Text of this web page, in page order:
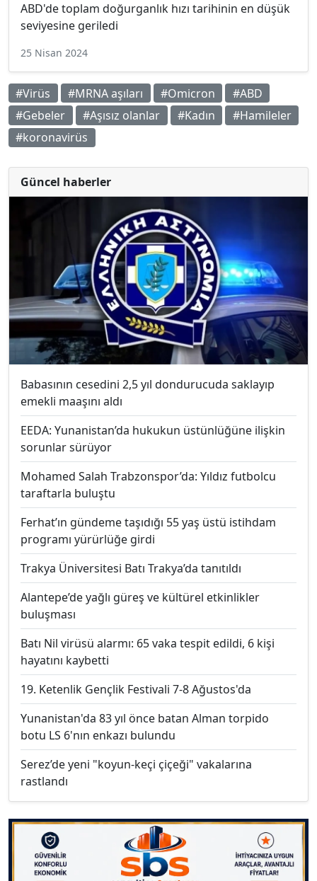
ABD'de toplam doğurganlık hızı tarihinin en düşük
seviyesine geriledi
25 Nisan 2024
#Virüs #MRNA aşıları #Omicron
#ABD
#Gebeler
#Aşısız olanlar #Kadın
#Hamileler
#koronavirüs
Güncel haberler
Babasının cesedini 2,5 yıl dondurucuda saklayıp
emekli maaşını aldı
EEDA: Yunanistan’da hukukun üstünlüğüne ilişkin
sorunlar sürüyor
Mohamed Salah Trabzonspor’da: Yıldız futbolcu
taraftarla buluştu
Ferhat’ın gündeme taşıdığı 55 yaş üstü istihdam
programı yürürlüğe girdi
Trakya Üniversitesi Batı Trakya’da tanıtıldı
Alantepe’de yağlı güreş ve kültürel etkinlikler
buluşması
Batı Nil virüsü alarmı: 65 vaka tespit edildi, 6 kişi
hayatını kaybetti
19. Ketenlik Gençlik Festivali 7-8 Ağustos'da
Yunanistan'da 83 yıl önce batan Alman torpido
botu LS 6'nın enkazı bulundu
Serez’de yeni "koyun-keçi çiçeği" vakalarına
rastlandı